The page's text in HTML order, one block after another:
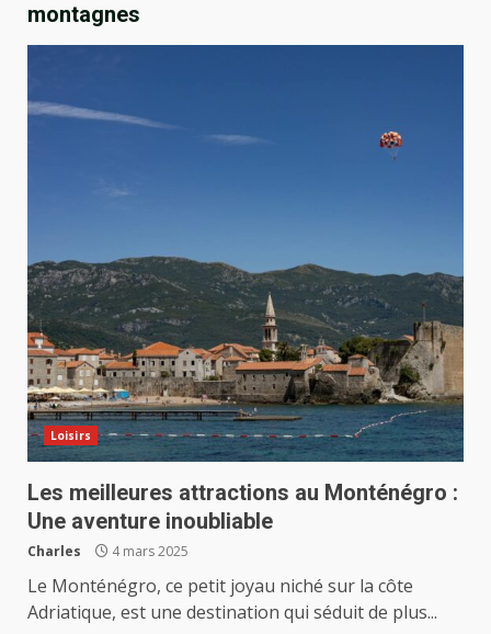
montagnes
Loisirs
Les meilleures attractions au Monténégro :
Une aventure inoubliable
Charles 4 mars 2025
Le Monténégro, ce petit joyau niché sur la côte
Adriatique, est une destination qui séduit de plus...